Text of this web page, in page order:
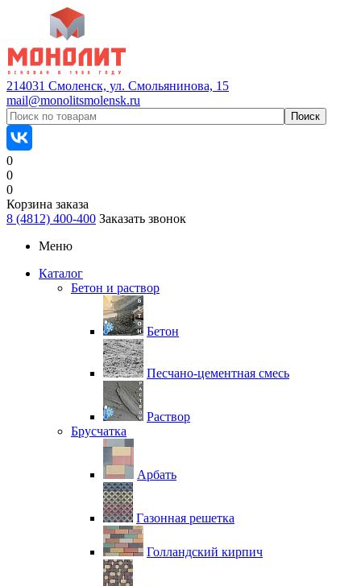
214031 Смоленск, ул. Смольянинова, 15
mail@monolitsmolensk.ru
0
0
0
Корзина заказа
8 (4812) 400-400 Заказать звонок
Меню
Каталог
Бетон и раствор
Бетон
Песчано-цементная смесь
Раствор
Брусчатка
Арбать
Газонная решетка
Голландский кирпич